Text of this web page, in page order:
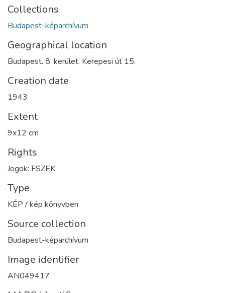
Collections
Budapest-képarchívum
Geographical location
Budapest. 8. kerület. Kerepesi út 15.
Creation date
1943
Extent
9x12 cm
Rights
Jogok: FSZEK
Type
KÉP / kép könyvben
Source collection
Budapest-képarchívum
Image identifier
AN049417